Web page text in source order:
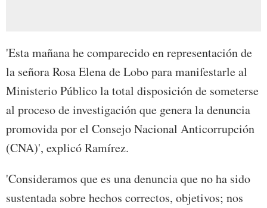
'Esta mañana he comparecido en representación de
la señora Rosa Elena de Lobo para manifestarle al
Ministerio Público la total disposición de someterse
al proceso de investigación que genera la denuncia
promovida por el Consejo Nacional Anticorrupción
(CNA)', explicó Ramírez.
'Consideramos que es una denuncia que no ha sido
sustentada sobre hechos correctos, objetivos; nos